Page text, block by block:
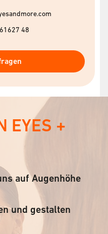
48
EYES +
auf Augenhöhe
und gestalten